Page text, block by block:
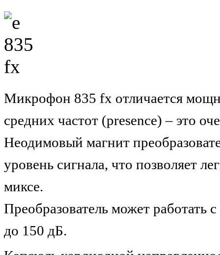
Микрофон 835 fx отличается
средних частот (presence) – это
Неодимовый магнит
уровень сигнала, что позволяет
миксе.
Преобразователь может работать
до 150 дБ.